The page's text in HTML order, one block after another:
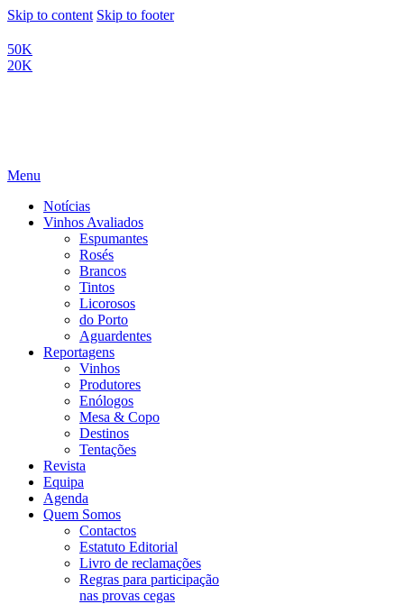
Skip to content Skip to footer
50K
20K
Menu
Notícias
Vinhos Avaliados
Espumantes
Rosés
Brancos
Tintos
Licorosos
do Porto
Aguardentes
Reportagens
Vinhos
Produtores
Enólogos
Mesa & Copo
Destinos
Tentações
Revista
Equipa
Agenda
Quem Somos
Contactos
Estatuto Editorial
Livro de reclamações
Regras para participação
nas provas cegas